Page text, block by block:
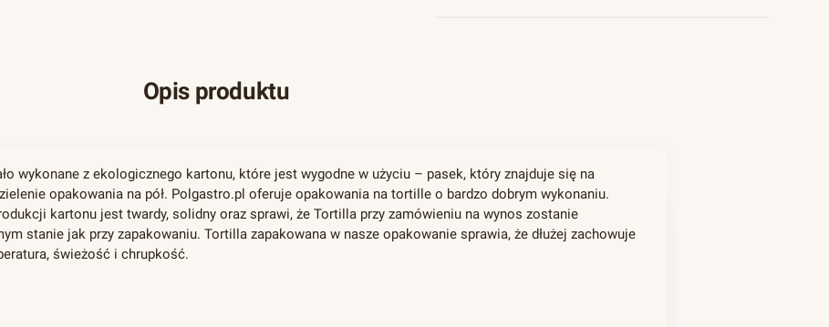
Opis produktu
wykonane z ekologicznego kartonu, które jest wygodne w użyciu – pasek, który znajduje się na
opakowania na pół. Polgastro.pl oferuje opakowania na tortille o bardzo dobrym wykonaniu.
kartonu jest twardy, solidny oraz sprawi, że Tortilla przy zamówieniu na wynos zostanie
stanie jak przy zapakowaniu. Tortilla zapakowana w nasze opakowanie sprawia, że dłużej zachowuje
świeżość i chrupkość.